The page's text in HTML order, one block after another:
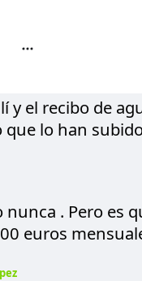
y el recibo de
que lo han
nunca . Pero es
euros